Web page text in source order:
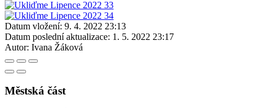
Datum vložení: 9. 4. 2022 23:13
Datum poslední aktualizace: 1. 5. 2022 23:17
Autor: Ivana Žáková
Městská část